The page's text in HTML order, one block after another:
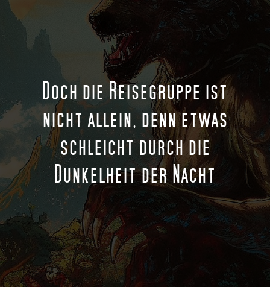
Doch die Reisegruppe ist
nicht allein, denn etwas
schleicht durch die
Dunkelheit der Nacht